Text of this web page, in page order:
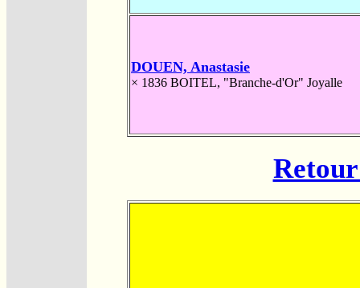
DOUEN, Anastasie
× 1836 BOITEL, "Branche-d'Or" Joyalle